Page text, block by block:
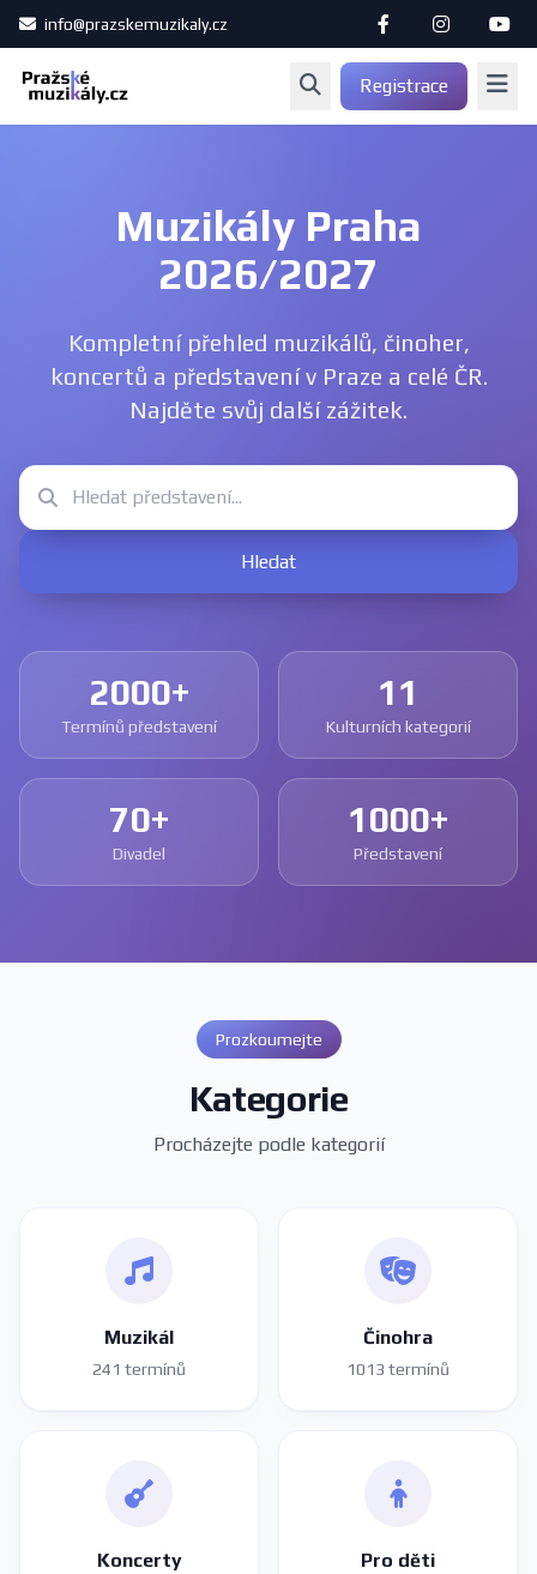
info@prazskemuzikaly.cz
Registrace
Muzikály Praha
2026/2027
Kompletní přehled muzikálů, činoher,
koncertů a představení v Praze a celé ČR.
Najděte svůj další zážitek.
Hledat
2000+
Termínů představení
11
Kulturních kategorií
70+
Divadel
1000+
Představení
Prozkoumejte
Kategorie
Procházejte podle kategorií
Muzikál
241 termínů
Činohra
1013 termínů
Koncerty Pro děti